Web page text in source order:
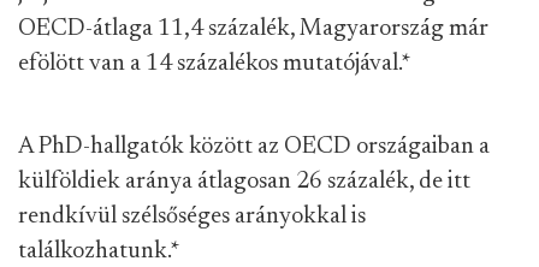
OECD-átlaga 11,4 százalék, Magyarország már
efölött van a 14 százalékos mutatójával.*
A PhD-hallgatók között az OECD országaiban a
külföldiek aránya átlagosan 26 százalék, de itt
rendkívül szélsőséges arányokkal is
találkozhatunk.*